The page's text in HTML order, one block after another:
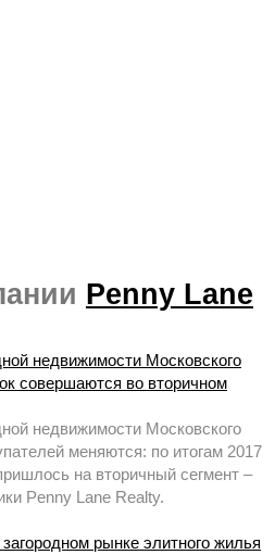
Penny Lane
недвижимости Московского
совершаются во вторичном
недвижимости Московского
меняются: по итогам 2017
на вторичный сегмент –
Penny Lane Realty.
рынке элитного жилья